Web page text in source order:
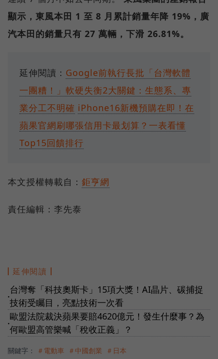
顯示，東風本田 1 至 8 月累計銷量年降 19%，廣
汽本田的銷量只有 27 萬輛，下滑 26.81%。
延伸閱讀： Google前執行長批「台灣軟體
一團糟！」軟硬失衡2大關鍵：生態系、專
業分工不明確 iPhone16新機預購在即！在
蘋果官網刷哪張信用卡最划算？一表看懂
Top15回饋排行
本文授權轉載自： 鉅亨網
責任編輯：李先泰
延伸閱讀
●
台灣奪「科技奧斯卡」15項大獎！AI晶片、碳捕捉
技術受矚目，亮點技術一次看
●
歐盟法院裁決蘋果要賠4620億元！發生什麼事？為
何歐盟高管樂喊「稅收正義」？
關鍵字： ＃電動車 ＃中國創業 ＃日本